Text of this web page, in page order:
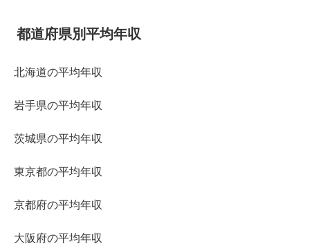
都道府県別平均年収
北海道の平均年収
岩手県の平均年収
茨城県の平均年収
東京都の平均年収
京都府の平均年収
大阪府の平均年収